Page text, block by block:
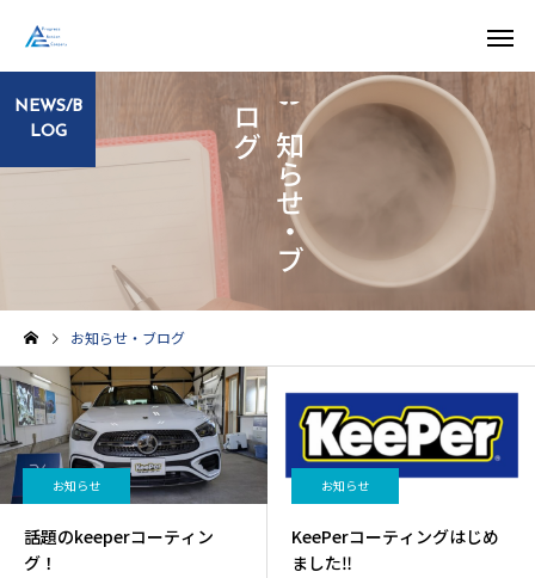
お知らせ
話題のkeeperコーティン
グ！
KeePerコーティングは
めました‼️
お
知
ら
せ
・
ブ
ロ
グ
NEWS/B
LOG
お知らせ・ブログ
お知らせ
話題のkeeperコーティン
グ！
お知らせ
KeePerコーティングはじめ
ました‼️